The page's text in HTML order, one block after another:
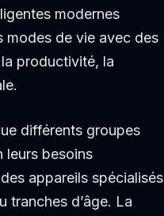
modernes
modes de vie avec des
productivité, la
différents groupes
leurs besoins
appareils spécialisés
tranches d’âge. La